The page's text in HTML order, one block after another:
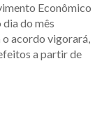
Econômico
do mês
o acordo vigorará,
a partir de